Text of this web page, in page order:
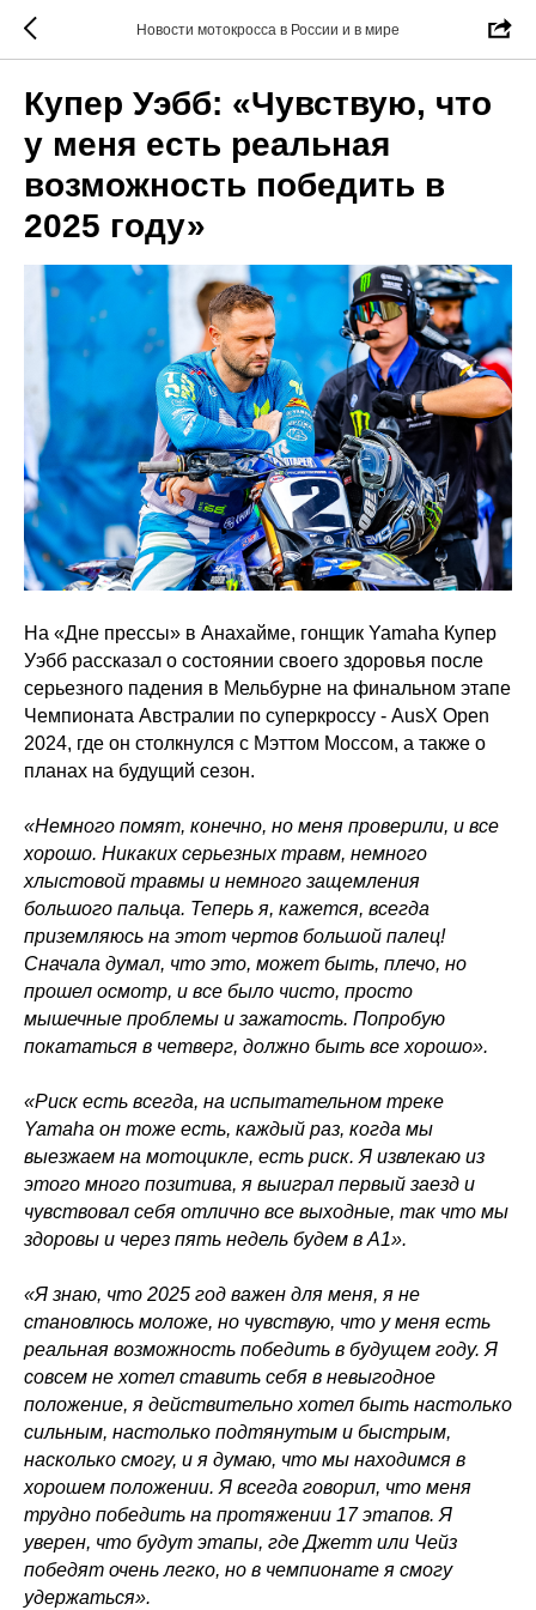
Новости мотокросса в России и в мире
Купер Уэбб: «Чувствую, что
у меня есть реальная
возможность победить в
2025 году»
На «Дне прессы» в Анахайме, гонщик Yamaha Купер
Уэбб рассказал о состоянии своего здоровья после
серьезного падения в Мельбурне на финальном этапе
Чемпионата Австралии по суперкроссу - AusX Open
2024, где он столкнулся с Мэттом Моссом, а также о
планах на будущий сезон.
«Немного помят, конечно, но меня проверили, и все
хорошо. Никаких серьезных травм, немного
хлыстовой травмы и немного защемления
большого пальца. Теперь я, кажется, всегда
приземляюсь на этот чертов большой палец!
Сначала думал, что это, может быть, плечо, но
прошел осмотр, и все было чисто, просто
мышечные проблемы и зажатость. Попробую
покататься в четверг, должно быть все хорошо».
«Риск есть всегда, на испытательном треке
Yamaha он тоже есть, каждый раз, когда мы
выезжаем на мотоцикле, есть риск. Я извлекаю из
этого много позитива, я выиграл первый заезд и
чувствовал себя отлично все выходные, так что мы
здоровы и через пять недель будем в A1».
«Я знаю, что 2025 год важен для меня, я не
становлюсь моложе, но чувствую, что у меня есть
реальная возможность победить в будущем году. Я
совсем не хотел ставить себя в невыгодное
положение, я действительно хотел быть настолько
сильным, настолько подтянутым и быстрым,
насколько смогу, и я думаю, что мы находимся в
хорошем положении. Я всегда говорил, что меня
трудно победить на протяжении 17 этапов. Я
уверен, что будут этапы, где Джетт или Чейз
победят очень легко, но в чемпионате я смогу
удержаться».